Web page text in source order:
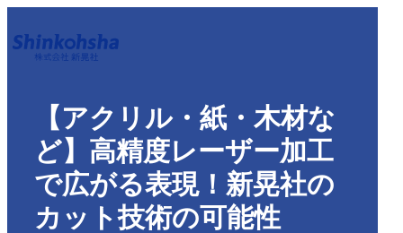
【アクリル・紙・木材な
ど】高精度レーザー加工
で広がる表現！新晃社の
カット技術の可能性